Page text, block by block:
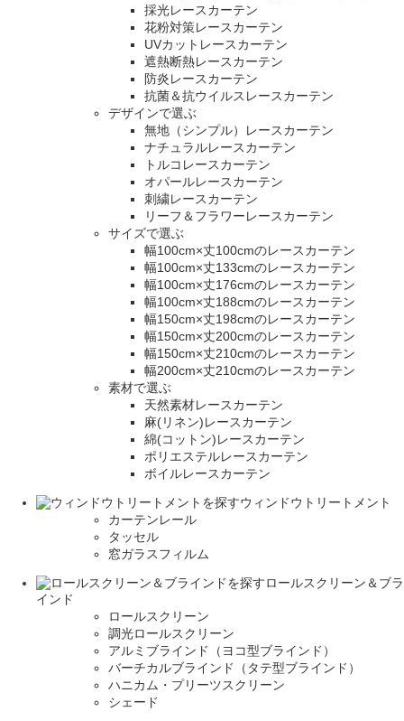
採光レースカーテン
花粉対策レースカーテン
UVカットレースカーテン
遮熱断熱レースカーテン
防炎レースカーテン
抗菌＆抗ウイルスレースカーテン
デザインで選ぶ
無地（シンプル）レースカーテン
ナチュラルレースカーテン
トルコレースカーテン
オパールレースカーテン
刺繍レースカーテン
リーフ＆フラワーレースカーテン
サイズで選ぶ
幅100cm×丈100cmのレースカーテン
幅100cm×丈133cmのレースカーテン
幅100cm×丈176cmのレースカーテン
幅100cm×丈188cmのレースカーテン
幅150cm×丈198cmのレースカーテン
幅150cm×丈200cmのレースカーテン
幅150cm×丈210cmのレースカーテン
幅200cm×丈210cmのレースカーテン
素材で選ぶ
天然素材レースカーテン
麻(リネン)レースカーテン
綿(コットン)レースカーテン
ポリエステルレースカーテン
ボイルレースカーテン
ウィンドウトリートメント
カーテンレール
タッセル
窓ガラスフィルム
ロールスクリーン＆ブラ
インド
ロールスクリーン
調光ロールスクリーン
アルミブラインド（ヨコ型ブラインド）
バーチカルブラインド（タテ型ブラインド）
ハニカム・プリーツスクリーン
シェード